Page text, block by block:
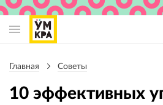
навигации
Главная Советы
10 эффективных